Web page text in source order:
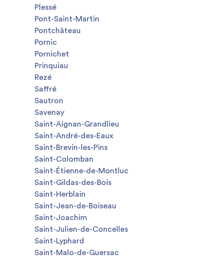
Plessé
Pont-Saint-Martin
Pontchâteau
Pornic
Pornichet
Prinquiau
Rezé
Saffré
Sautron
Savenay
Saint-Aignan-Grandlieu
Saint-André-des-Eaux
Saint-Brevin-les-Pins
Saint-Colomban
Saint-Étienne-de-Montluc
Saint-Gildas-des-Bois
Saint-Herblain
Saint-Jean-de-Boiseau
Saint-Joachim
Saint-Julien-de-Concelles
Saint-Lyphard
Saint-Malo-de-Guersac